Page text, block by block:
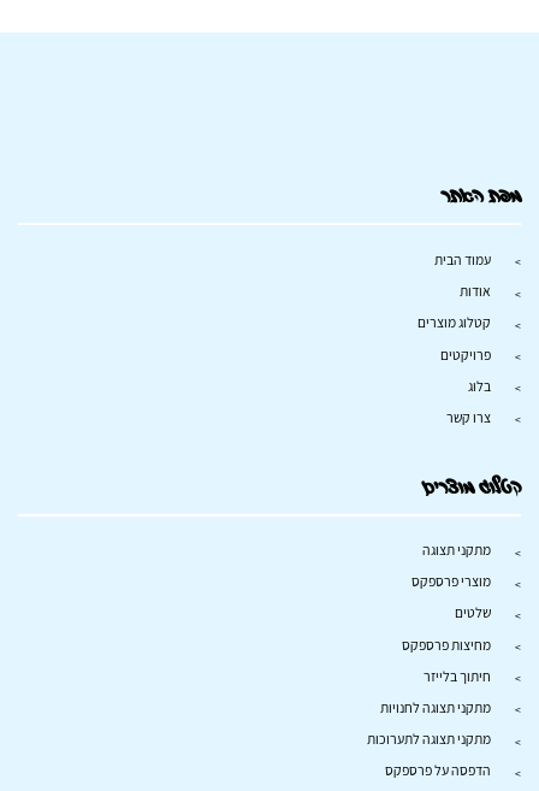
מפת האתר
עמוד הבית
אודות
קטלוג מוצרים
פרויקטים
בלוג
צרו קשר
קטלוג מוצרים
מתקני תצוגה
מוצרי פרספקס
שלטים
מחיצות פרספקס
חיתוך בלייזר
מתקני תצוגה לחנויות
מתקני תצוגה לתערוכות
הדפסה על פרספקס